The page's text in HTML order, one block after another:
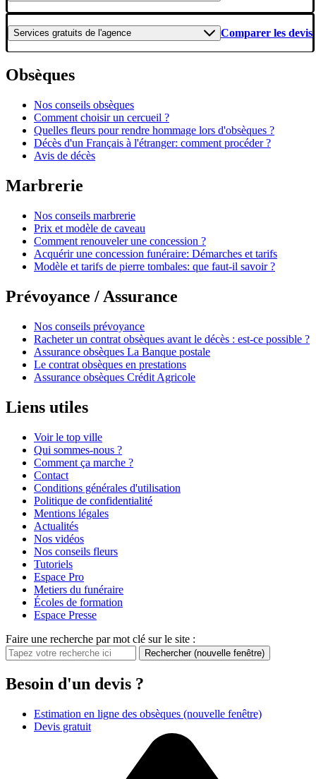
Services gratuits de l'agence Comparer les devis
Obsèques
Nos conseils obsèques
Comment choisir un cercueil ?
Quelles fleurs pour rendre hommage lors d'obsèques ?
Décès d'un Français à l'étranger: comment procéder ?
Avis de décès
Marbrerie
Nos conseils marbrerie
Prix et modèle de caveau
Comment renouveler une concession ?
Acquérir une concession funéraire: Démarches et tarifs
Modèle et tarifs de pierre tombales: que faut-il savoir ?
Prévoyance / Assurance
Nos conseils prévoyance
Racheter un contrat obsèques avant le décès : est-ce possible ?
Assurance obsèques La Banque postale
Le contrat obsèques en prestations
Assurance obsèques Crédit Agricole
Liens utiles
Voir le top ville
Qui sommes-nous ?
Comment ça marche ?
Contact
Conditions générales d'utilisation
Politique de confidentialité
Mentions légales
Actualités
Nos vidéos
Nos conseils fleurs
Tutoriels
Espace Pro
Metiers du funéraire
Écoles de formation
Espace Presse
Faire une recherche par mot clé sur le site :
Rechercher (nouvelle fenêtre)
Besoin d'un devis ?
Estimation en ligne des obsèques (nouvelle fenêtre)
Devis gratuit